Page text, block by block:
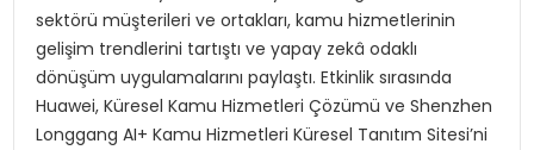
sektörü müşterileri ve ortakları, kamu hizmetlerinin
gelişim trendlerini tartıştı ve yapay zekâ odaklı
dönüşüm uygulamalarını paylaştı. Etkinlik sırasında
Huawei, Küresel Kamu Hizmetleri Çözümü ve Shenzhen
Longgang AI+ Kamu Hizmetleri Küresel Tanıtım Sitesi’ni